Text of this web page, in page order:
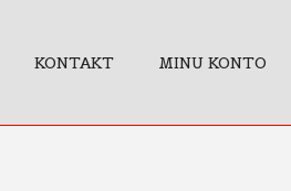
KONTAKT MINU KONTO